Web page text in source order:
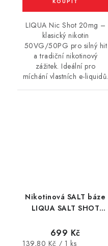
LIQUA Nic Shot 20mg –
klasický nikotin
50VG/50PG pro silný hit
a tradiční nikotinový
zážitek. Ideální pro
míchání vlastních e-liquidů.
Nikotinová SALT báze
LIQUA SALT SHOT
/ 20mg
699 Kč
Měrná
139,80 Kč / 1 ks